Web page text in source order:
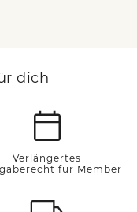
dich
Verlängertes
für Member